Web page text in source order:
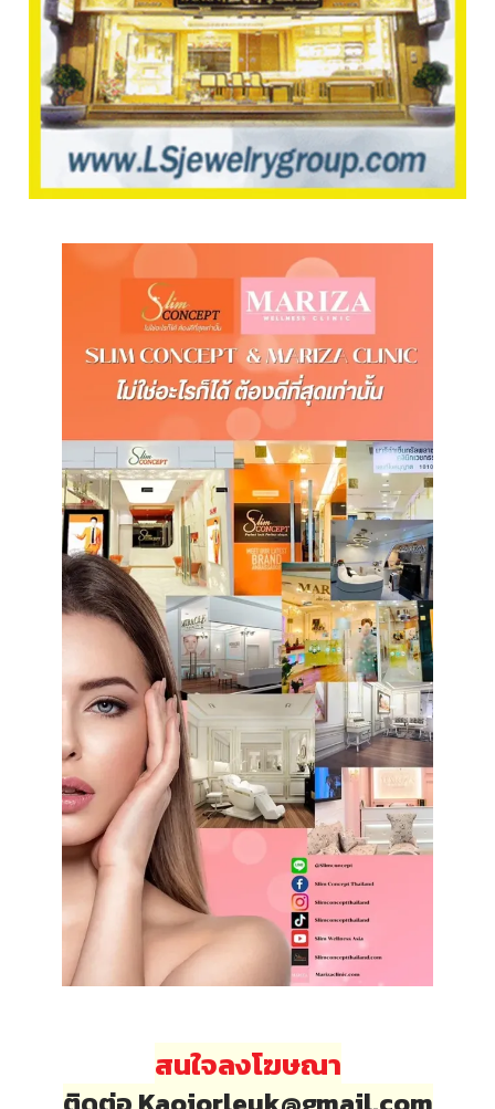
สนใจลงโฆษณา